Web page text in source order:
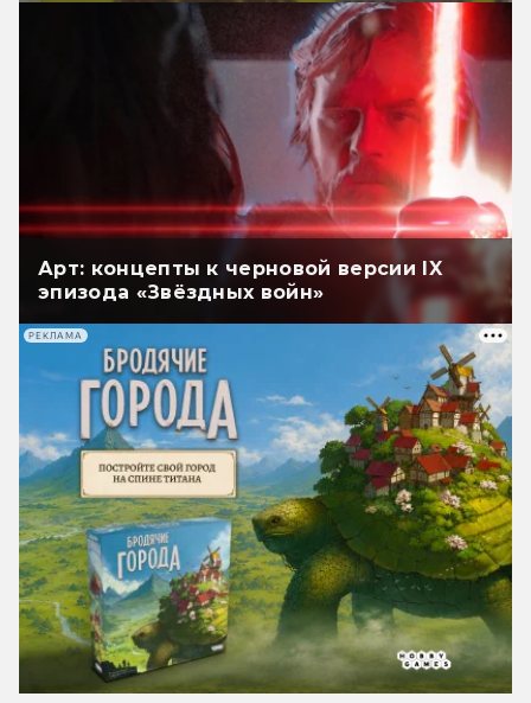
Арт: концепты к черновой версии IX
эпизода «Звёздных войн»
РЕКЛАМА